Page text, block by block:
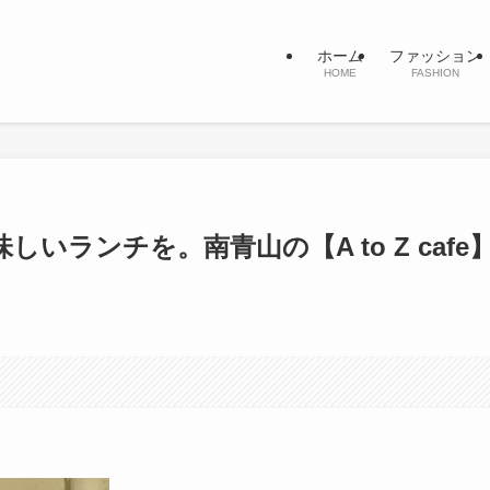
ホーム
HOME
ファッション
FASHION
しいランチを。南青山の【A to Z cafe